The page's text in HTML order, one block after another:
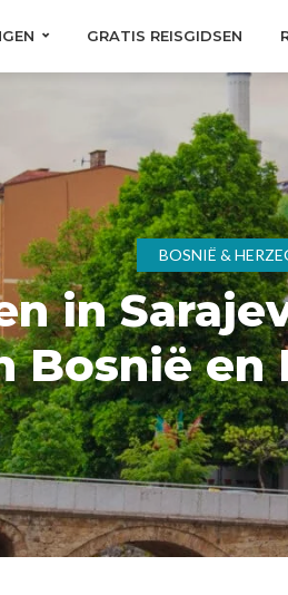
GRATIS REISGIDSEN
BOSNIË &
in
Bosnië en